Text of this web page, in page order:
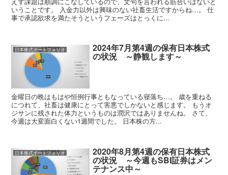
いうことです。 入金力以外は興味のない社畜生活ですからね…。 仕
事で承認欲求を満たそうというフェーズはとっくに...
日本株式ポートフォリオ 2024年7月第4週の保有日本株式
の状況 ～静観します～
金曜日の晩はもはや恒例行事ともなっている寝落ち…。 歳を重ねる
につれて、社畜は健康にとって害悪でしかないと感じます。 もうオ
ジサンに残された体力というものは潤沢ではありませんね。 さて、
今週は大変面白くない1週間でした。 日本株の方...
日本株式ポートフォリオ 2020年8月第4週の保有日本株式
の状況 ～今週もSBI証券はメン
テナンス中～